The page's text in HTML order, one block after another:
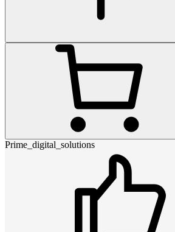
Prime_digital_solutions